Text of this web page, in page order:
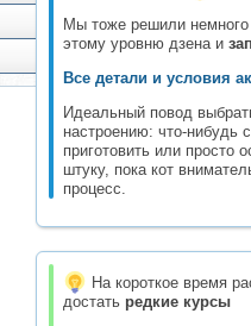
Мы тоже решили немного
этому уровню дзена и
Все детали и условия
Идеальный повод
настроению: что-нибудь
приготовить или просто
штуку, пока кот
процесс.
На короткое время
достать редкие курсы